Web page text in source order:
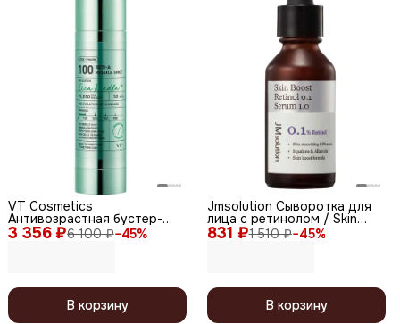
3 356 ₽6 100 ₽−45%
VT Cosmetics
Антивозрастная бустер-
сыворотка для лица с
микроиглами и ретинолом /
В корзину
831 ₽1 510 ₽−45%
Jmsolution Сыворотка для
лица с ретинолом / Skin
Boost Retinol 0.1 Serum, 30
мл
В корзину